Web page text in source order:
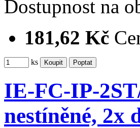
Dostupnost na
181,62 Kč
ks
IE-FC-IP-
nestíněné, 2x